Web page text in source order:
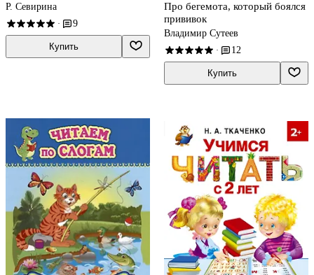
Р. Севирина
· 9
Купить
Про бегемота, который боялся
прививок
Владимир Сутеев
· 12
Купить